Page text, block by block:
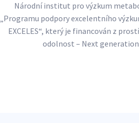
Národní institut pro výzkum
„Programu podpory excelentního
EXCELES“, který je financován z
odolnost – Next generation